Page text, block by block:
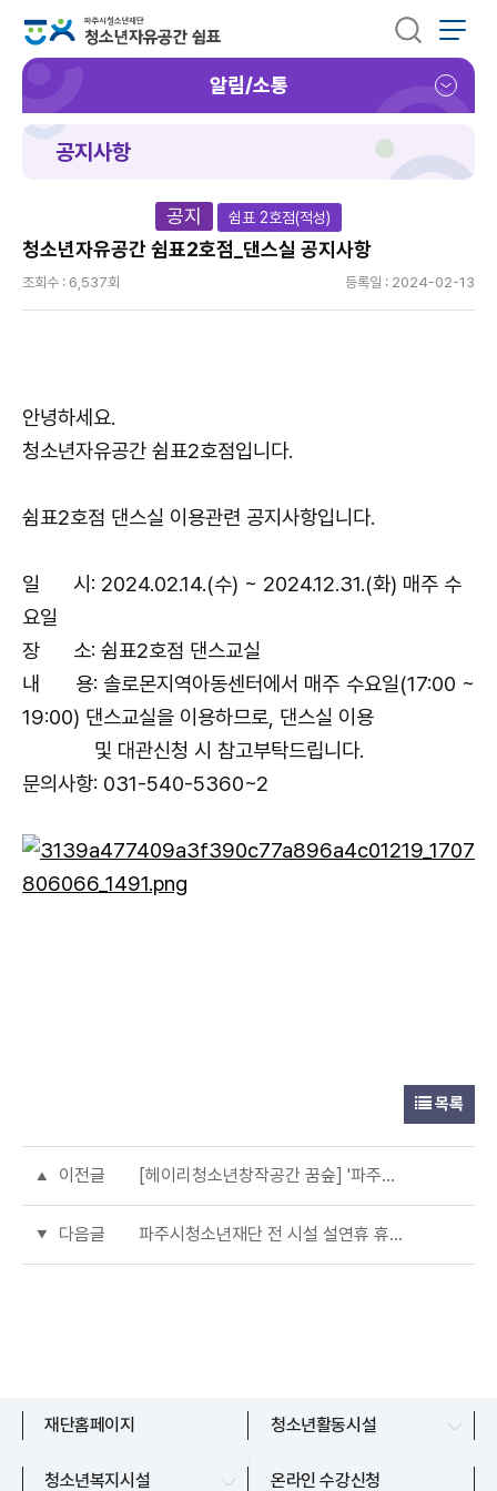
알림/소통
공지사항
공지 쉼표 2호점(적성)
청소년자유공간 쉼표2호점_댄스실 공지사항
조회수 : 6,537회 등록일 : 2024-02-13
안녕하세요.
청소년자유공간 쉼표2호점입니다.
쉼표2호점 댄스실 이용관련 공지사항입니다.
일 시: 2024.02.14.(수) ~ 2024.12.31.(화) 매주 수
요일
장 소: 쉼표2호점 댄스교실
내 용: 솔로몬지역아동센터에서 매주 수요일(17:00 ~
19:00) 댄스교실을 이용하므로, 댄스실 이용
및 대관신청 시 참고부탁드립니다.
문의사항: 031-540-5360~2
목록
이전글 [헤이리청소년창작공간 꿈숲] '파주드림(Dream)' 활동 참가자 모집!!
다음글 파주시청소년재단 전 시설 설연휴 휴관공지
재단홈페이지 청소년활동시설
문산청소년센터
청소년복지시설
파주시청소년상담복지센터 온라인 수강신청